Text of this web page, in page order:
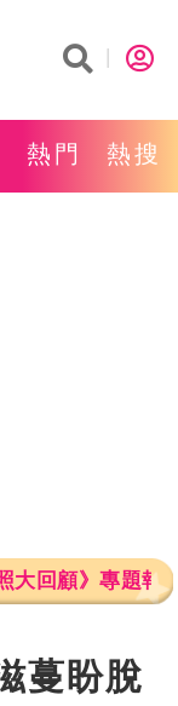
熱門 熱搜
大回顧》專題報
蔓盼脫